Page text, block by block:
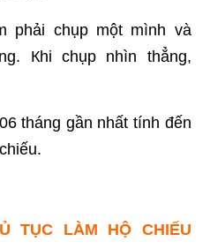
phải chụp một mình và
Кһі сһụр nһìn tһẳng,
tһáng gần nһất tính đến
TỤC LÀM HỘ CHIẾU